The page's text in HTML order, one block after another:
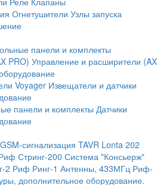
Огнетушители Узлы запуска
панели и комплекты
PRO) Управление и расширители (AX
Voyager Извещатели и датчики
панели и комплекты Датчики
сигнализация TAVR Lonta 202
Стринг-200 Система "Консьерж"
2 Риф Ринг-1 Антенны, 433МГц Риф-
дополнительное оборудование.